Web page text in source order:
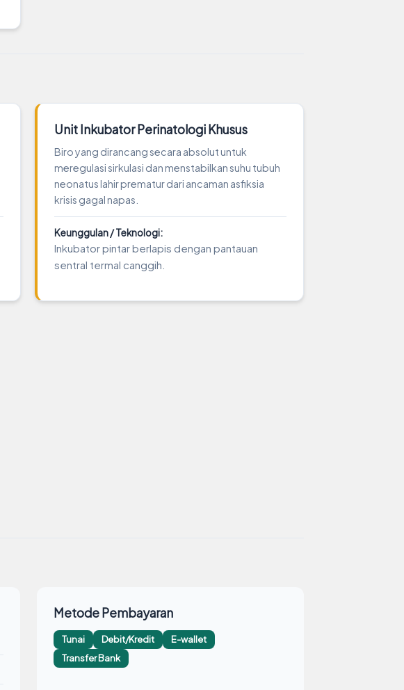
Unit Inkubator Perinatologi Khusus
Biro yang dirancang secara absolut untuk
meregulasi sirkulasi dan menstabilkan suhu tubuh
neonatus lahir prematur dari ancaman asfiksia
krisis gagal napas.
Keunggulan / Teknologi:
Inkubator pintar berlapis dengan pantauan
sentral termal canggih.
Metode Pembayaran
Tunai Debit/Kredit
E-wallet
Transfer Bank